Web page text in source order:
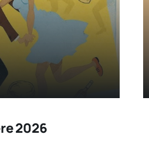
2026